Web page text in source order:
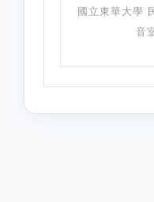
國立東華大學
音